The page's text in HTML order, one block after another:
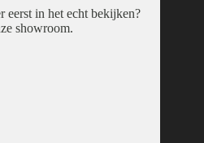
in het echt bekijken?
showroom.